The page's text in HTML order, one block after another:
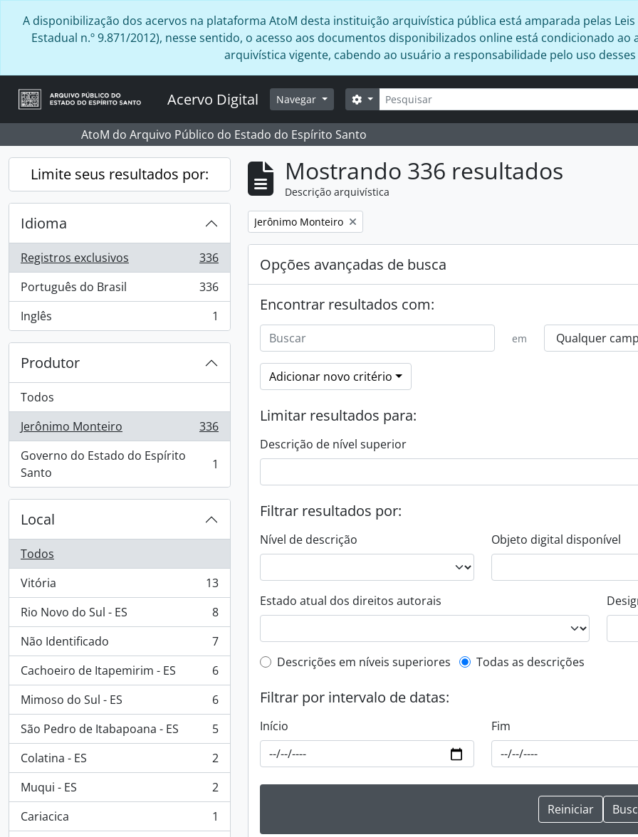
A disponibilização dos acervos na plataforma AtoM desta instituição arquivística pública está amparada pelas Leis
Estadual n.º 9.871/2012), nesse sentido, o acesso aos documentos disponibilizados online está condicionado
arquivística vigente, cabendo ao usuário a responsabilidade pelo uso
Acervo Digital Navegar Buscar
Opções de busca
AtoM do Arquivo Público do Estado do Espírito Santo
Limite seus resultados por:
Idioma
Registros exclusivos
, 336 resultados
336
Português do Brasil
, 336 resultados
336
Inglês
, 1 resultados 1
Produtor
Todos
Jerônimo Monteiro
, 336 resultados
336
Governo do Estado do Espírito
Santo
, 1 resultados 1
Local
Todos
Vitória
, 13 resultados
13
Rio Novo do Sul - ES
, 8 resultados
8
Não Identificado
, 7 resultados
7
Cachoeiro de Itapemirim - ES
, 6 resultados
6
Mimoso do Sul - ES
, 6 resultados
6
São Pedro de Itabapoana - ES
, 5 resultados
5
Colatina - ES
, 2 resultados
2
Muqui - ES
, 2 resultados
2
Cariacica
, 1 resultados
1
Mostrando 336 resultados
Descrição arquivística
Remover filtro:
Jerônimo Monteiro
Opções avançadas de busca
Encontrar resultados com:
em
Adicionar novo critério
Limitar resultados para:
Descrição de nível superior
Filtrar resultados por:
Nível de descrição Objeto digital disponível
Estado atual dos direitos autorais
Filtro de descrição de nível superior
Descrições em níveis superiores Todas as descrições
Filtrar por intervalo de datas:
Início Fim